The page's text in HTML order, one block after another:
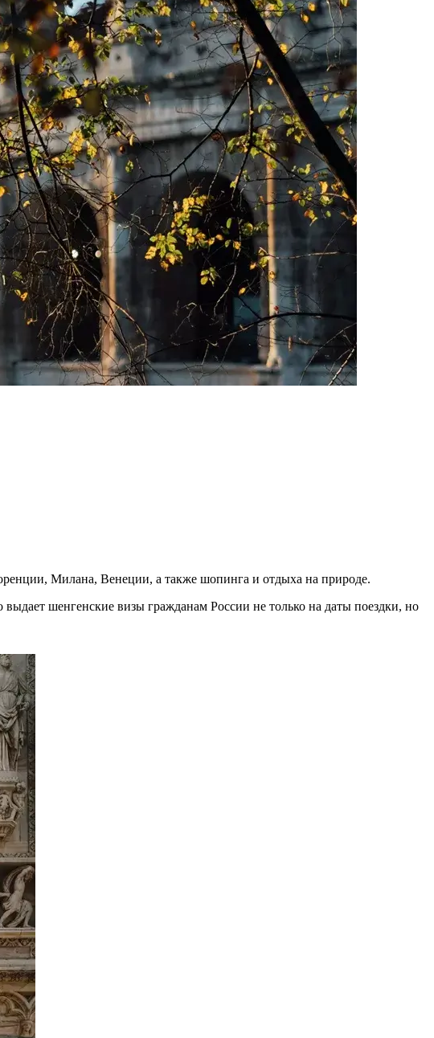
Милана, Венеции, а также шопинга и отдыха на природе.
шенгенские визы гражданам России не только на даты поездки, но